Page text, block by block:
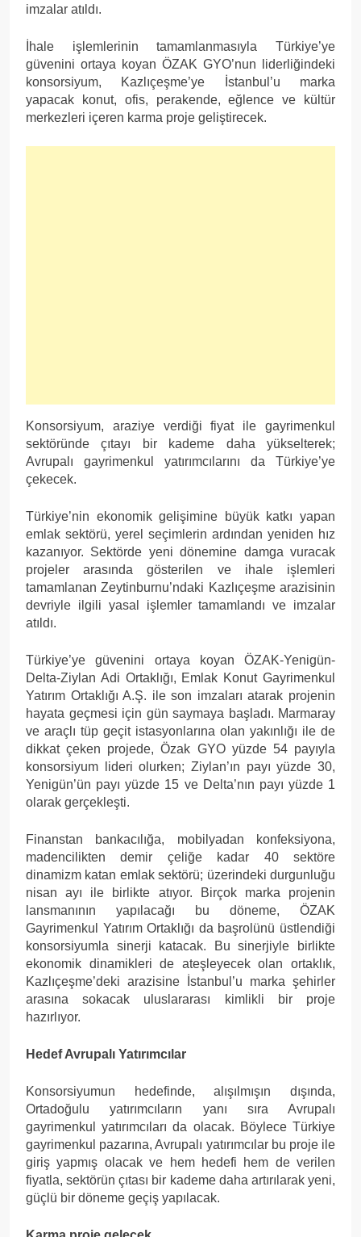
imzalar atıldı.
İhale işlemlerinin tamamlanmasıyla Türkiye’ye
güvenini ortaya koyan ÖZAK GYO’nun liderliğindeki
konsorsiyum, Kazlıçeşme’ye İstanbul’u marka
yapacak konut, ofis, perakende, eğlence ve kültür
merkezleri içeren karma proje geliştirecek.
Konsorsiyum, araziye verdiği fiyat ile gayrimenkul
sektöründe çıtayı bir kademe daha yükselterek;
Avrupalı gayrimenkul yatırımcılarını da Türkiye’ye
çekecek.
Türkiye’nin ekonomik gelişimine büyük katkı yapan
emlak sektörü, yerel seçimlerin ardından yeniden hız
kazanıyor. Sektörde yeni dönemine damga vuracak
projeler arasında gösterilen ve ihale işlemleri
tamamlanan Zeytinburnu’ndaki Kazlıçeşme arazisinin
devriyle ilgili yasal işlemler tamamlandı ve imzalar
atıldı.
Türkiye’ye güvenini ortaya koyan ÖZAK-Yenigün-
Delta-Ziylan Adi Ortaklığı, Emlak Konut Gayrimenkul
Yatırım Ortaklığı A.Ş. ile son imzaları atarak projenin
hayata geçmesi için gün saymaya başladı. Marmaray
ve araçlı tüp geçit istasyonlarına olan yakınlığı ile de
dikkat çeken projede, Özak GYO yüzde 54 payıyla
konsorsiyum lideri olurken; Ziylan’ın payı yüzde 30,
Yenigün’ün payı yüzde 15 ve Delta’nın payı yüzde 1
olarak gerçekleşti.
Finanstan bankacılığa, mobilyadan konfeksiyona,
madencilikten demir çeliğe kadar 40 sektöre
dinamizm katan emlak sektörü; üzerindeki durgunluğu
nisan ayı ile birlikte atıyor. Birçok marka projenin
lansmanının yapılacağı bu döneme, ÖZAK
Gayrimenkul Yatırım Ortaklığı da başrolünü üstlendiği
konsorsiyumla sinerji katacak. Bu sinerjiyle birlikte
ekonomik dinamikleri de ateşleyecek olan ortaklık,
Kazlıçeşme’deki arazisine İstanbul’u marka şehirler
arasına sokacak uluslararası kimlikli bir proje
hazırlıyor.
Hedef Avrupalı Yatırımcılar
Konsorsiyumun hedefinde, alışılmışın dışında,
Ortadoğulu yatırımcıların yanı sıra Avrupalı
gayrimenkul yatırımcıları da olacak. Böylece Türkiye
gayrimenkul pazarına, Avrupalı yatırımcılar bu proje ile
giriş yapmış olacak ve hem hedefi hem de verilen
fiyatla, sektörün çıtası bir kademe daha artırılarak yeni,
güçlü bir döneme geçiş yapılacak.